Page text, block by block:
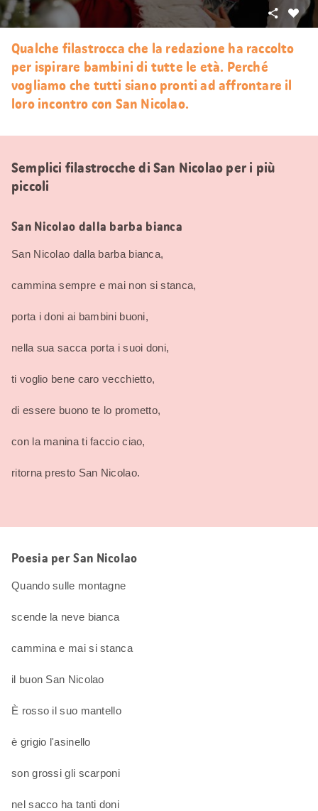
Mi
Condividi
Qualche filastrocca che la redazione ha raccolto
per ispirare bambini di tutte le età. Perché
vogliamo che tutti siano pronti ad affrontare il
loro incontro con San Nicolao.
Semplici filastrocche di San Nicolao per i più
piccoli
San Nicolao dalla barba bianca
San Nicolao dalla barba bianca,
cammina sempre e mai non si stanca,
porta i doni ai bambini buoni,
nella sua sacca porta i suoi doni,
ti voglio bene caro vecchietto,
di essere buono te lo prometto,
con la manina ti faccio ciao,
ritorna presto San Nicolao.
Poesia per San Nicolao
Quando sulle montagne
scende la neve bianca
cammina e mai si stanca
il buon San Nicolao
È rosso il suo mantello
è grigio l'asinello
son grossi gli scarponi
nel sacco ha tanti doni